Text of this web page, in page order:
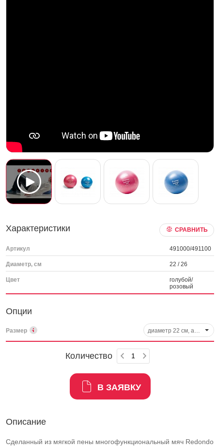
Характеристики СРАВНИТЬ
Артикул 491000/491100
Диаметр, см 22 / 26
Цвет
голубой/
розовый
Опции
Размер диаметр 22 см, арт. 491000
Количество
В ЗАЯВКУ
Описание
Сделанный из мягкой пены многофункциональный мяч Redondo